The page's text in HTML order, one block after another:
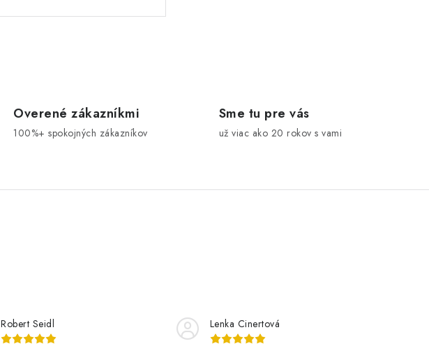
Overené zákazníkmi
100%+ spokojných zákazníkov
Sme tu pre vás
už viac ako 20 rokov s vami
Robert Seidl Lenka Cinertová